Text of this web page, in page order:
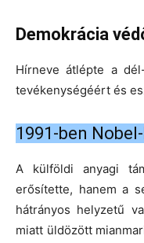
Demokrácia
Hírneve átlépte a
tevékenységéért és
1991-ben
A külföldi anyagi
erősítette, hanem a
hátrányos helyzetű
miatt üldözött